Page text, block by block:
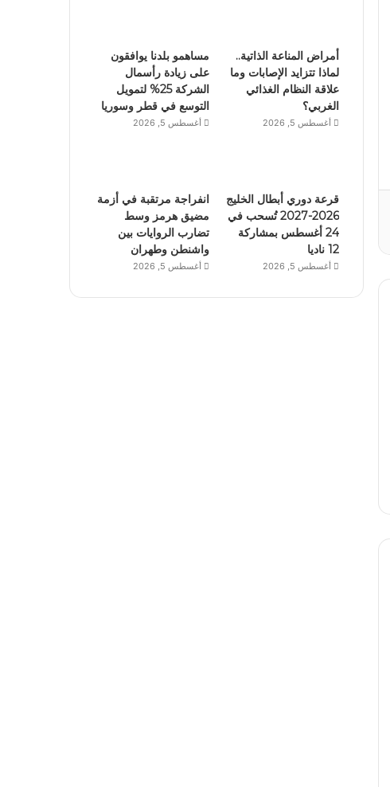
أمراض المناعة الذاتية..
لماذا تتزايد الإصابات وما
علاقة النظام الغذائي
الغربي؟
أغسطس 5, 2026
مساهمو بلدنا يوافقون
على زيادة رأسمال
الشركة 25% لتمويل
التوسع في قطر وسوريا
أغسطس 5, 2026
قرعة دوري أبطال الخليج
2026-2027 تُسحب في
24 أغسطس بمشاركة
12 ناديا
أغسطس 5, 2026
انفراجة مرتقبة في أزمة
مضيق هرمز وسط
تضارب الروايات بين
واشنطن وطهران
أغسطس 5, 2026